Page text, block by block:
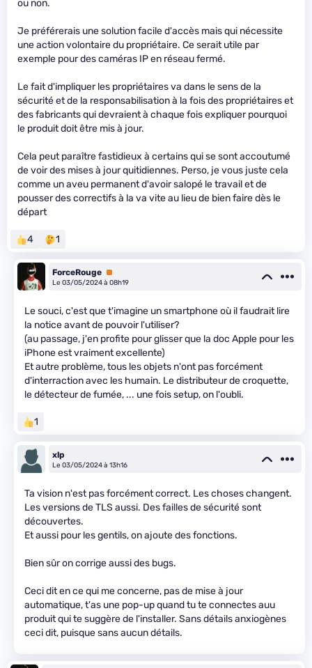
ou non.
Je préférerais une solution facile d'accès mais qui nécessite
une action volontaire du propriétaire. Ce serait utile par
exemple pour des caméras IP en réseau fermé.
Le fait d'impliquer les propriétaires va dans le sens de la
sécurité et de la responsabilisation à la fois des propriétaires et
des fabricants qui devraient à chaque fois expliquer pourquoi
le produit doit être mis à jour.
Cela peut paraître fastidieux à certains qui se sont accoutumé
de voir des mises à jour quitidiennes. Perso, je vous juste cela
comme un aveu permanent d'avoir salopé le travail et de
pousser des correctifs à la va vite au lieu de bien faire dès le
départ
4 1
ForceRouge Premium
Le 03/05/2024 à 08h19
Le souci, c'est que t'imagine un smartphone où il faudrait lire
la notice avant de pouvoir l'utiliser?
(au passage, j'en profite pour glisser que la doc Apple pour les
iPhone est vraiment excellente)
Et autre problème, tous les objets n'ont pas forcément
d'interraction avec les humain. Le distributeur de croquette,
le détecteur de fumée, ... une fois setup, on l'oubli.
1
xlp
Le 03/05/2024 à 13h16
Ta vision n'est pas forcément correct. Les choses changent.
Les versions de TLS aussi. Des failles de sécurité sont
découvertes.
Et aussi pour les gentils, on ajoute des fonctions.
Bien sûr on corrige aussi des bugs.
Ceci dit en ce qui me concerne, pas de mise à jour
automatique, t'as une pop-up quand tu te connectes auu
produit qui te suggère de l'installer. Sans détails anxiogènes
ceci dit, puisque sans aucun détails.